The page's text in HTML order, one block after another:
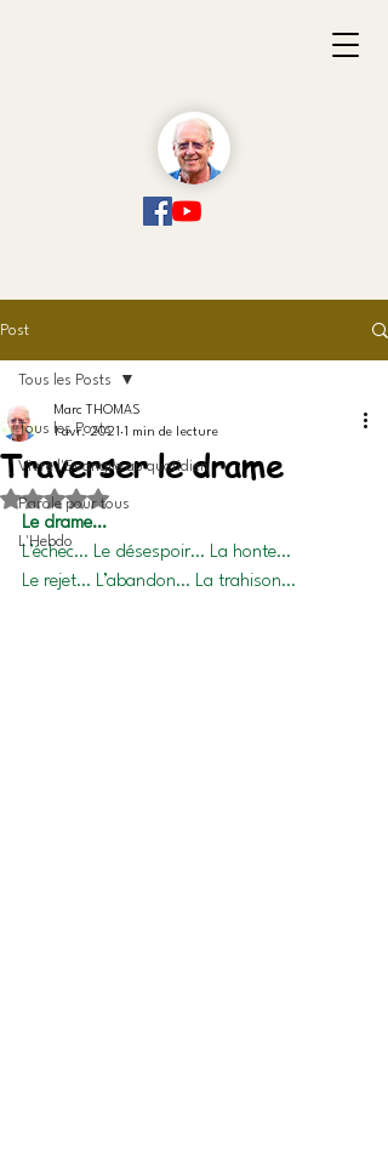
Post
Tous les Posts
Vivre l'Evangile au quotidien
Parole pour tous
L'Hebdo
Tous les Posts
Traverser le drame
Marc THOMAS
1 avr. 2021 1 min de lecture
Noté NaN étoiles sur 5.
Le drame…
L’échec… Le désespoir… La honte…
Le rejet… L’abandon… La trahison…